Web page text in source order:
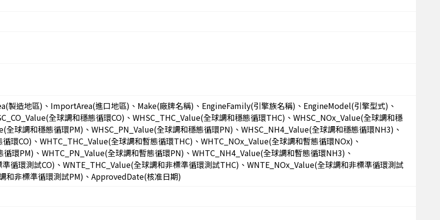
製造地區)、ImportArea(進口地區)、Make(廠牌名稱)、EngineFamily(引擎族名稱)、EngineModel(引擎型式)、
全球調和穩態循環CO)、WHSC_THC_Value(全球調和穩態循環THC)、WHSC_NOx_Value(全球調和穩
全球調和穩態循環PM)、WHSC_PN_Value(全球調和穩態循環PN)、WHSC_NH4_Value(全球調和穩態循環NH3)、
環CO)、WHTC_THC_Value(全球調和暫態循環THC)、WHTC_NOx_Value(全球調和暫態循環NOx)、
環PM)、WHTC_PN_Value(全球調和暫態循環PN)、WHTC_NH4_Value(全球調和暫態循環NH3)、
循環測試CO)、WNTE_THC_Value(全球調和非標準循環測試THC)、WNTE_NOx_Value(全球調和非標準循環測試
和非標準循環測試PM)、ApprovedDate(核准日期)